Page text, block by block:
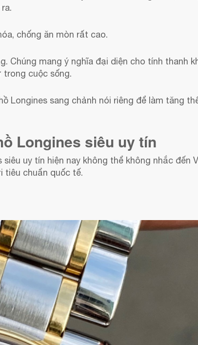
chống ăn mòn rất cao.
mang ý nghĩa đại diện cho tính thanh
trong cuộc sống.
sang chảnh nói riêng để làm tăng
Longines siêu uy tín
uy tín hiện nay không thể không nhắc đến
tiêu chuẩn quốc tế.